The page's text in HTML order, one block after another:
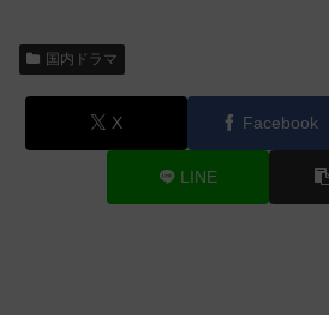
国内ドラマ
X Facebook
LINE